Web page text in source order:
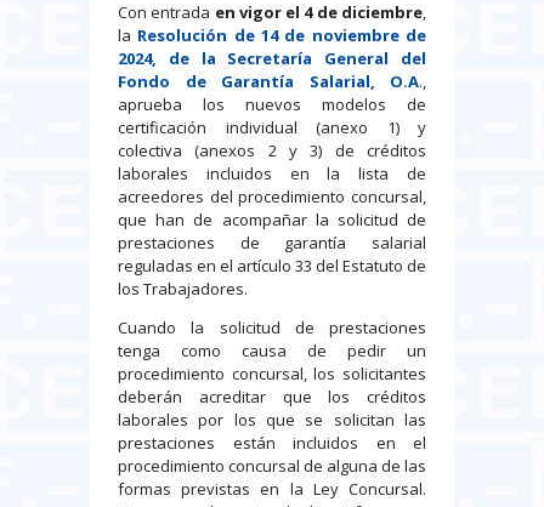
Con entrada en vigor el 4 de diciembre,
la Resolución de 14 de noviembre de
2024, de la Secretaría General del
Fondo de Garantía Salarial, O.A.,
aprueba los nuevos modelos de
certificación individual (anexo 1) y
colectiva (anexos 2 y 3) de créditos
laborales incluidos en la lista de
acreedores del procedimiento concursal,
que han de acompañar la solicitud de
prestaciones de garantía salarial
reguladas en el artículo 33 del Estatuto de
los Trabajadores.
Cuando la solicitud de prestaciones
tenga como causa de pedir un
procedimiento concursal, los solicitantes
deberán acreditar que los créditos
laborales por los que se solicitan las
prestaciones están incluidos en el
procedimiento concursal de alguna de las
formas previstas en la Ley Concursal.